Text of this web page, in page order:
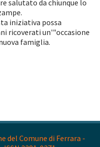
salutato da chiunque lo
iniziativa possa
ricoverati un'"occasione
famiglia.
del Comune di Ferrara -